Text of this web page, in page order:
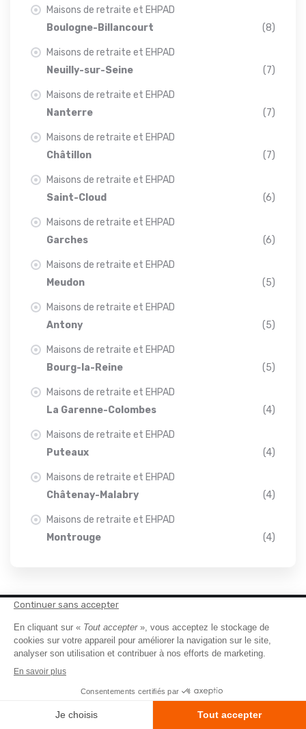
Maisons de retraite et EHPAD
Boulogne-Billancourt
(8)
Maisons de retraite et EHPAD
Neuilly-sur-Seine
(7)
Maisons de retraite et EHPAD
Nanterre
(7)
Maisons de retraite et EHPAD
Châtillon
(7)
Maisons de retraite et EHPAD
Saint-Cloud
(6)
Maisons de retraite et EHPAD
Garches
(6)
Maisons de retraite et EHPAD
Meudon
(5)
Maisons de retraite et EHPAD
Antony
(5)
Maisons de retraite et EHPAD
Bourg-la-Reine
(5)
Maisons de retraite et EHPAD
La Garenne-Colombes
(4)
Maisons de retraite et EHPAD
Puteaux
(4)
Maisons de retraite et EHPAD
Châtenay-Malabry
(4)
Maisons de retraite et EHPAD
Montrouge
(4)
À propos
Qui sommes nous ?
Glossaire